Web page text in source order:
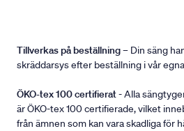
Tillverkas på beställning– Din säng
skräddarsys efter beställning i vår
ÖKO-tex 100 certifierat- Alla
är ÖKO-tex 100 certifierade, vilket
från ämnen som kan vara skadliga för